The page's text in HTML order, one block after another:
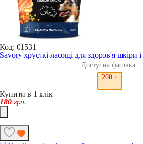
Код: 01531
Savory хрусткі ласощі для здоров'я шкіри
Доступна фасовка:
200 г
Купити в 1 клік
180 грн.